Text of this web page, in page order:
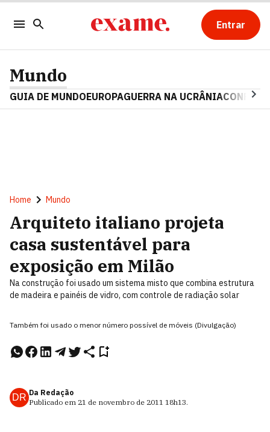
Entrar
Mundo
GUIA DE MUNDOEUROPAGUERRA NA UCRÂNIA
Home Mundo
Arquiteto italiano projeta
casa sustentável para
exposição em Milão
Na construção foi usado um sistema misto que combina estrutura
de madeira e painéis de vidro, com controle de radiação solar
Também foi usado o menor número possível de móveis (Divulgação)
DR Da Redação
Publicado em 21 de novembro de 2011 18h13.